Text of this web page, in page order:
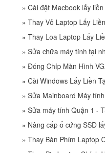
» Cài đặt Macbook lấy liền
» Thay Vỏ Laptop Lấy
» Thay Loa Laptop Lấy
» Sửa chữa máy tính tại
» Đóng Chíp Màn Hình
» Cài Windows Lấy Liền
» Sửa Mainboard Máy
» Sửa máy tính Quận 1 -
» Nâng cấp ổ cứng SSD
» Thay Bàn Phím Laptop